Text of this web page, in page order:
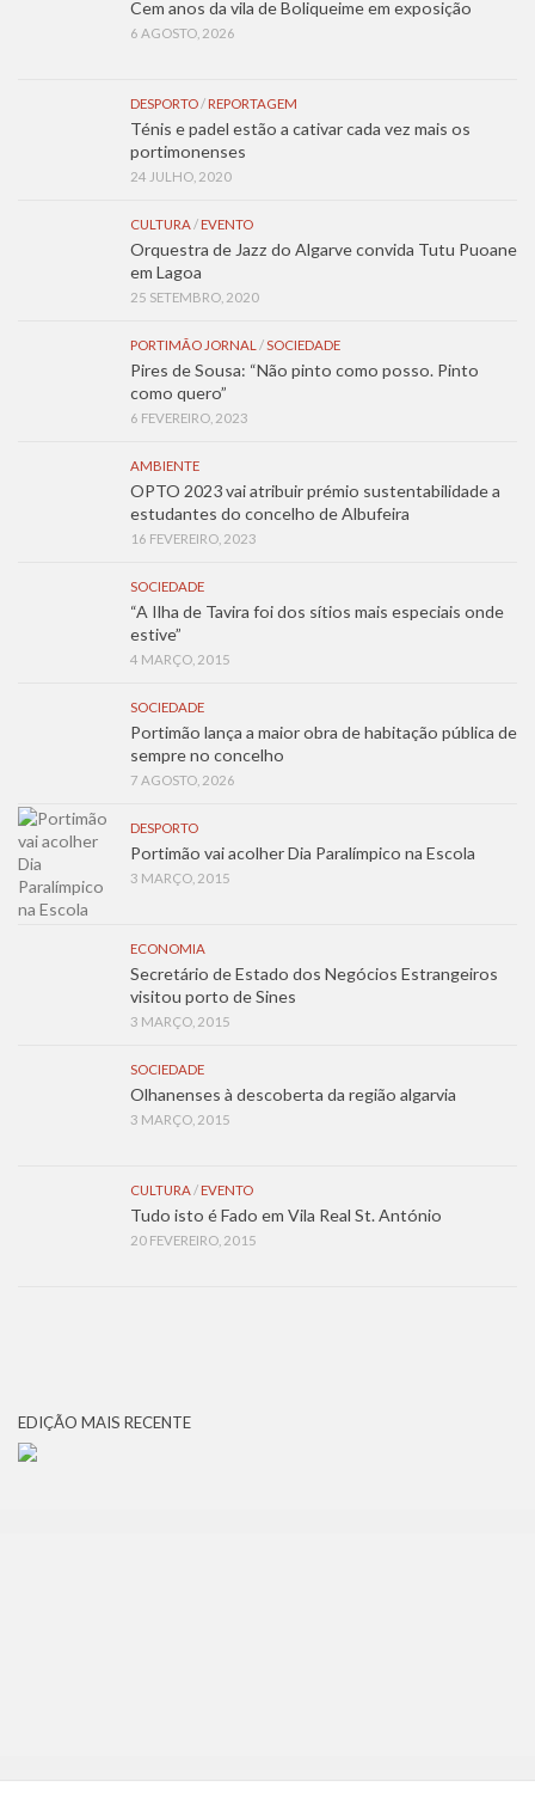
Cem anos da vila de Boliqueime em exposição
6 AGOSTO, 2026
DESPORTO / REPORTAGEM
Ténis e padel estão a cativar cada vez mais os
portimonenses
24 JULHO, 2020
CULTURA / EVENTO
Orquestra de Jazz do Algarve convida Tutu Puoane
em Lagoa
25 SETEMBRO, 2020
PORTIMÃO JORNAL / SOCIEDADE
Pires de Sousa: “Não pinto como posso. Pinto
como quero”
6 FEVEREIRO, 2023
AMBIENTE
OPTO 2023 vai atribuir prémio sustentabilidade a
estudantes do concelho de Albufeira
16 FEVEREIRO, 2023
SOCIEDADE
“A Ilha de Tavira foi dos sítios mais especiais onde
estive”
4 MARÇO, 2015
SOCIEDADE
Portimão lança a maior obra de habitação pública de
sempre no concelho
7 AGOSTO, 2026
DESPORTO
Portimão vai acolher Dia Paralímpico na Escola
3 MARÇO, 2015
ECONOMIA
Secretário de Estado dos Negócios Estrangeiros
visitou porto de Sines
3 MARÇO, 2015
SOCIEDADE
Olhanenses à descoberta da região algarvia
3 MARÇO, 2015
CULTURA / EVENTO
Tudo isto é Fado em Vila Real St. António
20 FEVEREIRO, 2015
EDIÇÃO MAIS RECENTE